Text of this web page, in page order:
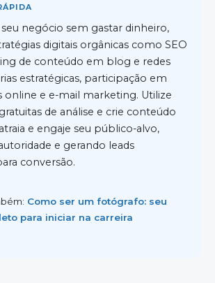
seu negócio sem gastar dinheiro,
digitais orgânicas como SEO
de conteúdo em blog e redes
estratégicas, participação em
online e e-mail marketing. Utilize
de análise e crie conteúdo
e engaje seu público-alvo,
e gerando leads
conversão.
Como ser um fotógrafo: seu
para iniciar na carreira